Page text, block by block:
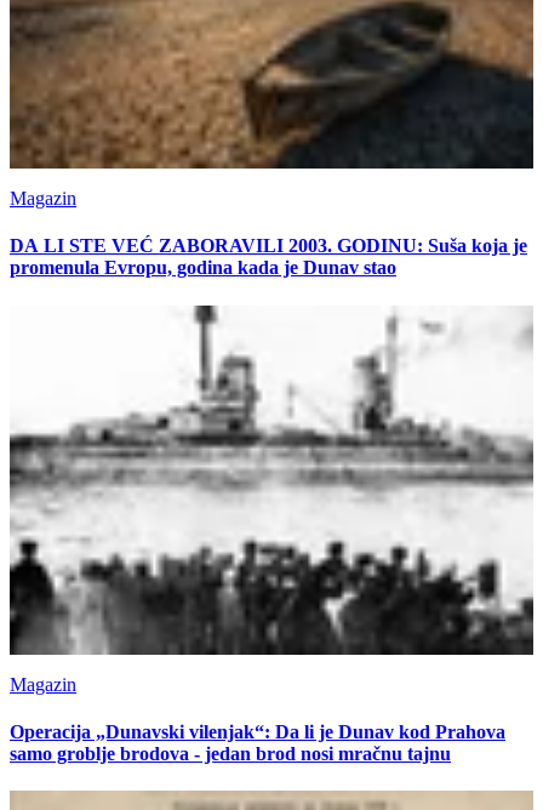
Magazin
DA LI STE VEĆ ZABORAVILI 2003. GODINU: Suša koja je
promenula Evropu, godina kada je Dunav stao
Magazin
Operacija „Dunavski vilenjak“: Da li je Dunav kod Prahova
samo groblje brodova - jedan brod nosi mračnu tajnu